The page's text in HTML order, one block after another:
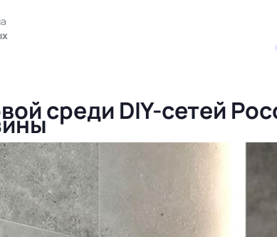
среди DIY-сетей